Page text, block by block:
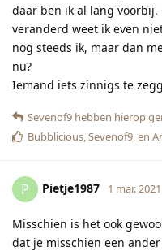
daar ben ik al lang
veranderd weet ik even
nog steeds ik, maar dan
nu?
Iemand iets zinnigs te
Sevenof9 hebben hierop
Bubblicious,Sevenof9, en
P Pietje1987 1 mar. 2021
Misschien is het ook
dat je misschien een